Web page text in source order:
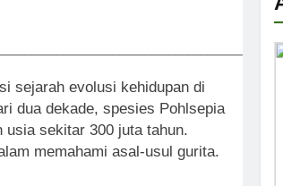
sejarah evolusi kehidupan di
dua dekade, spesies Pohlsepia
usia sekitar 300 juta tahun.
memahami asal-usul gurita.